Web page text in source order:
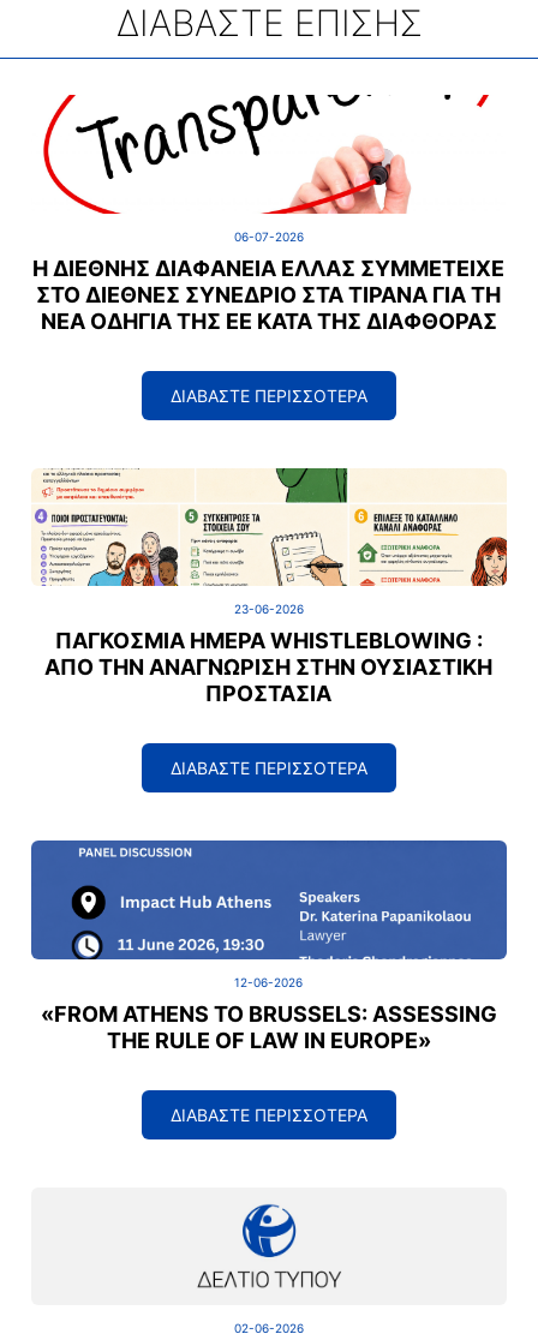
ΔΙΑΒΑΣΤΕ ΕΠΙΣΗΣ
06-07-2026
Η ΔΙΕΘΝΉΣ ΔΙΑΦΆΝΕΙΑ ΕΛΛΆΣ ΣΥΜΜΕΤΕΊΧΕ
ΣΤΟ ΔΙΕΘΝΈΣ ΣΥΝΈΔΡΙΟ ΣΤΑ ΤΊΡΑΝΑ ΓΙΑ ΤΗ
ΝΈΑ ΟΔΗΓΊΑ ΤΗΣ ΕΕ ΚΑΤΆ ΤΗΣ ΔΙΑΦΘΟΡΆΣ
ΔΙΑΒΑΣΤΕ ΠΕΡΙΣΣΟΤΕΡΑ
23-06-2026
ΠΑΓΚΌΣΜΙΑ ΗΜΈΡΑ WHISTLEBLOWING :
ΑΠΌ ΤΗΝ ΑΝΑΓΝΏΡΙΣΗ ΣΤΗΝ ΟΥΣΙΑΣΤΙΚΉ
ΠΡΟΣΤΑΣΊΑ
ΔΙΑΒΑΣΤΕ ΠΕΡΙΣΣΟΤΕΡΑ
12-06-2026
«FROM ATHENS TO BRUSSELS: ASSESSING
THE RULE OF LAW IN EUROPE»
ΔΙΑΒΑΣΤΕ ΠΕΡΙΣΣΟΤΕΡΑ
02-06-2026